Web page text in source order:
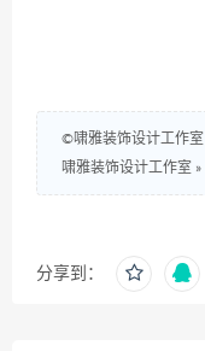
©啸雅装饰设计工作室
啸雅装饰设计工作室 »
分享到：